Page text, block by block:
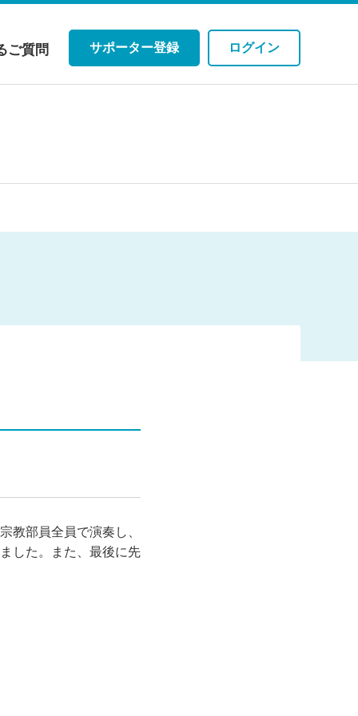
ご質問 サポーター登録 ログイン
教部員全員で演奏し、
した。また、最後に先